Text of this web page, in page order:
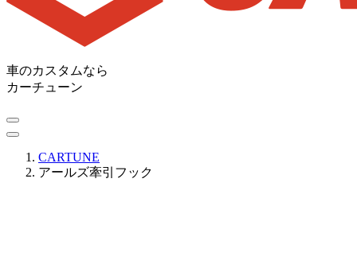
車のカスタムなら
カーチューン
CARTUNE
アールズ牽引フック